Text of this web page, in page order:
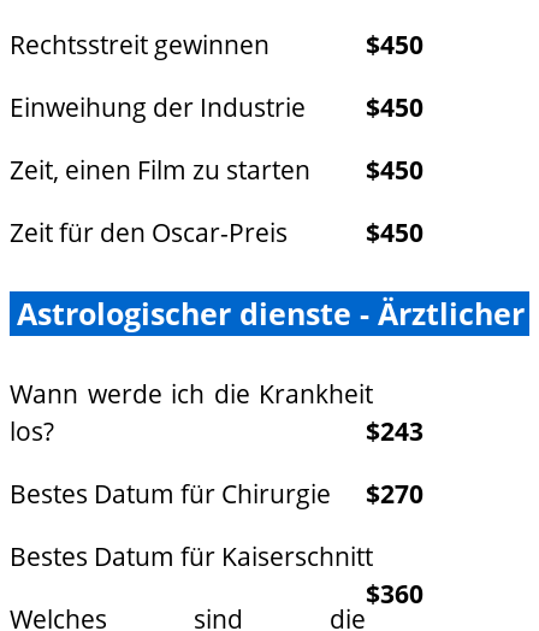
Rechtsstreit gewinnen
$450
Einweihung der Industrie
$450
Zeit, einen Film zu starten
$450
Zeit für den Oscar-Preis
$450
Astrologischer dienste - Ärztlicher
Wann werde ich die Krankheit
los?
$243
Bestes Datum für Chirurgie
$270
Bestes Datum für Kaiserschnitt
$360
Welches sind die